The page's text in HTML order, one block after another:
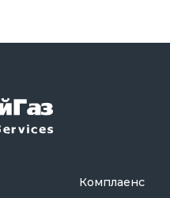
Комплаенс